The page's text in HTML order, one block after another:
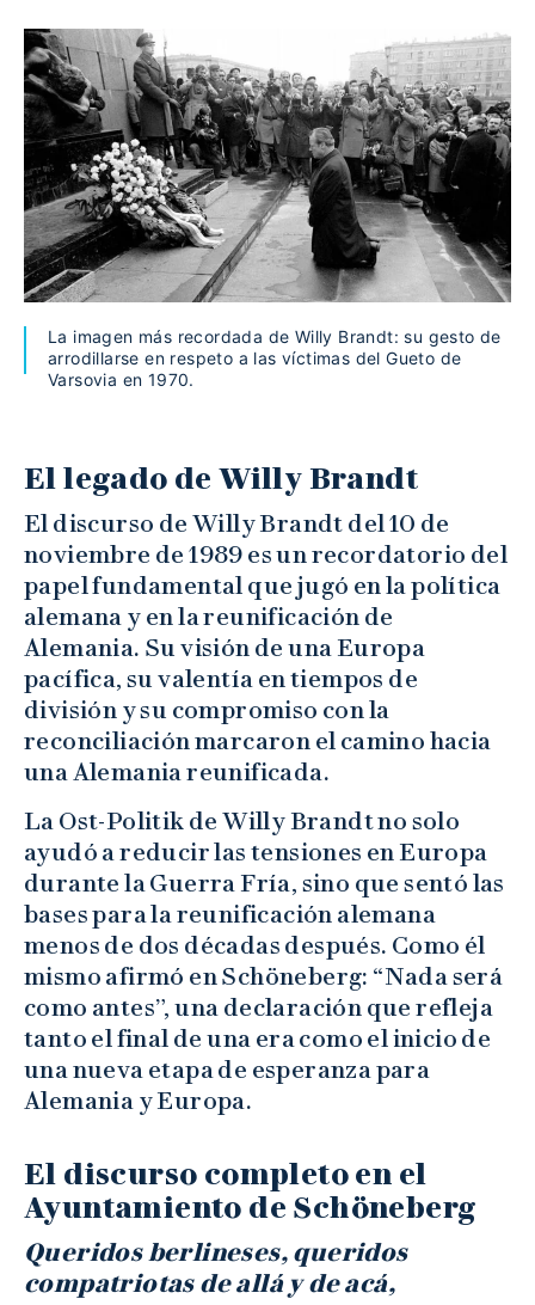
La imagen más recordada de Willy Brandt: su gesto de
arrodillarse en respeto a las víctimas del Gueto de
Varsovia en 1970.
El legado de Willy Brandt
El discurso de Willy Brandt del 10 de
noviembre de 1989 es un recordatorio del
papel fundamental que jugó en la política
alemana y en la reunificación de
Alemania. Su visión de una Europa
pacífica, su valentía en tiempos de
división y su compromiso con la
reconciliación marcaron el camino hacia
una Alemania reunificada.
La Ost-Politik de Willy Brandt no solo
ayudó a reducir las tensiones en Europa
durante la Guerra Fría, sino que sentó las
bases para la reunificación alemana
menos de dos décadas después. Como él
mismo afirmó en Schöneberg: “Nada será
como antes”, una declaración que refleja
tanto el final de una era como el inicio de
una nueva etapa de esperanza para
Alemania y Europa.
El discurso completo en el
Ayuntamiento de Schöneberg
Queridos berlineses, queridos
compatriotas de allá y de acá,